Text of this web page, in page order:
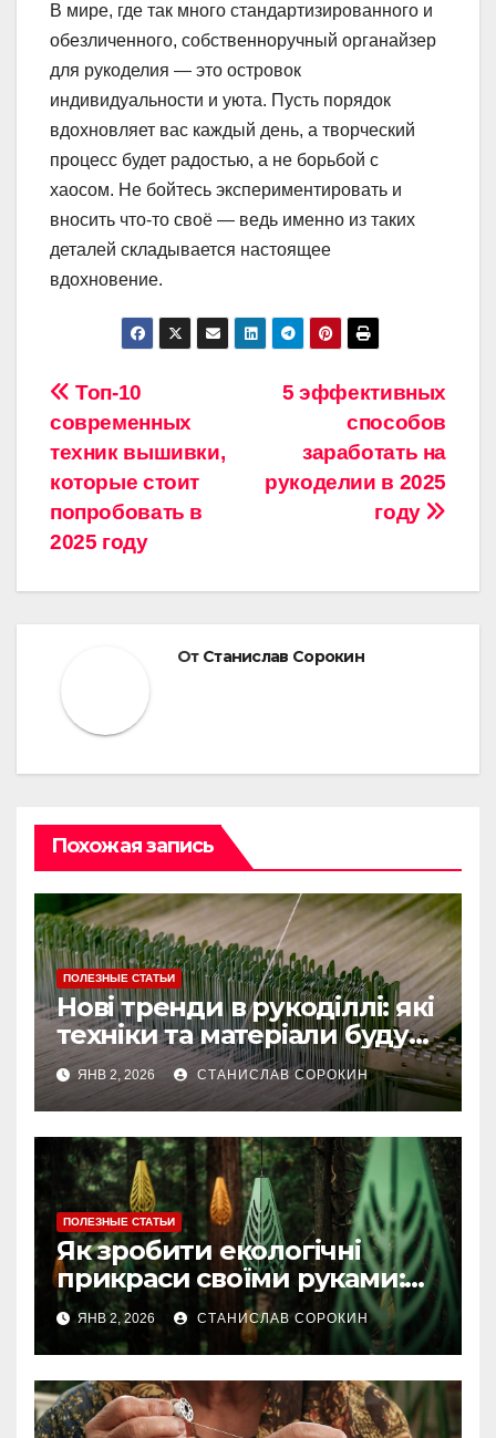
В мире, где так много стандартизированного и
обезличенного, собственноручный органайзер
для рукоделия — это островок
индивидуальности и уюта. Пусть порядок
вдохновляет вас каждый день, а творческий
процесс будет радостью, а не борьбой с
хаосом. Не бойтесь экспериментировать и
вносить что-то своё — ведь именно из таких
деталей складывается настоящее
вдохновение.
Навигация
по
записям
5 эффективных
способов
заработать на
рукоделии в 2025
году
Топ-10
современных
техник вышивки,
которые стоит
попробовать в
2025 году
От Станислав Сорокин
Похожая запись
ПОЛЕЗНЫЕ СТАТЬИ
Нові тренди в рукоділлі: які
техніки та матеріали будуть
актуальними у 2025 році
ЯНВ 2, 2026 СТАНИСЛАВ СОРОКИН
ПОЛЕЗНЫЕ СТАТЬИ
Як зробити екологічні
прикраси своїми руками:
ідеї та покрокові майстер-
класи
ЯНВ 2, 2026 СТАНИСЛАВ СОРОКИН